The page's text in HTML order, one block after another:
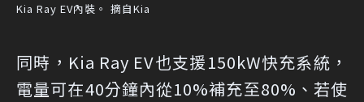
Kia Ray EV內裝。 摘自Kia
同時，Kia Ray EV也支援150kW快充系統，
電量可在40分鐘內從10%補充至80%、若使